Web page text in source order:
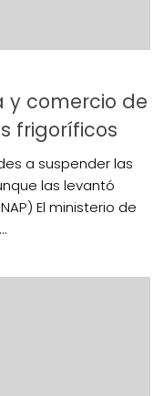
y comercio de
frigoríficos
a suspender las
las levantó
El ministerio de